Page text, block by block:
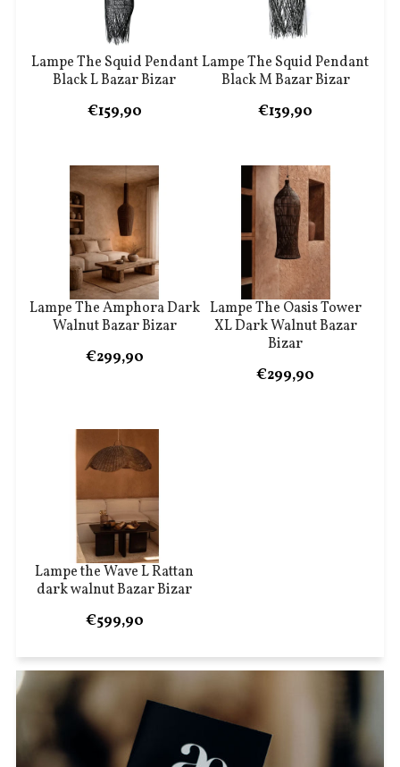
Lampe The Squid Pendant
Black L Bazar Bizar
€159,90
Lampe The Squid Pendant
Black M Bazar Bizar
€139,90
Lampe The Amphora Dark
Walnut Bazar Bizar
€299,90
Lampe The Oasis Tower
XL Dark Walnut Bazar
Bizar
€299,90
Lampe the Wave L Rattan
dark walnut Bazar Bizar
€599,90